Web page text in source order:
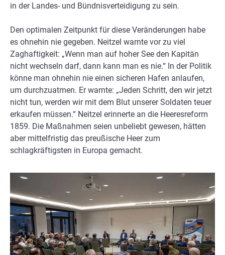
in der Landes- und Bündnisverteidigung zu sein.
Den optimalen Zeitpunkt für diese Veränderungen habe
es ohnehin nie gegeben. Neitzel warnte vor zu viel
Zaghaftigkeit: „Wenn man auf hoher See den Kapitän
nicht wechseln darf, dann kann man es nie.“ In der Politik
könne man ohnehin nie einen sicheren Hafen anlaufen,
um durchzuatmen. Er warnte: „Jeden Schritt, den wir jetzt
nicht tun, werden wir mit dem Blut unserer Soldaten teuer
erkaufen müssen.“ Neitzel erinnerte an die Heeresreform
1859. Die Maßnahmen seien unbeliebt gewesen, hätten
aber mittelfristig das preußische Heer zum
schlagkräftigsten in Europa gemacht.